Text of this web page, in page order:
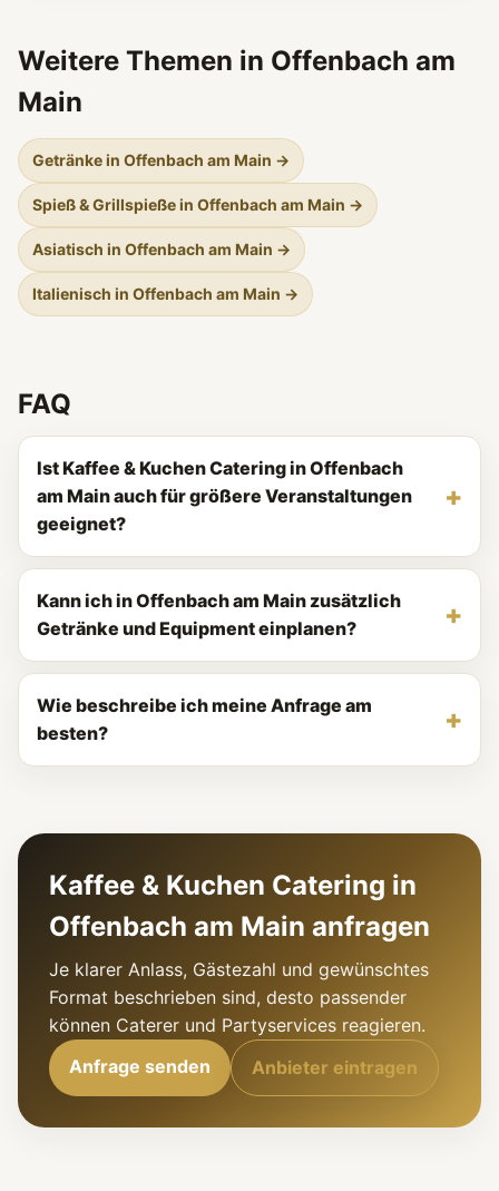
Weitere Themen in Offenbach am
Main
Getränke in Offenbach am Main →
Spieß & Grillspieße in Offenbach am Main →
Asiatisch in Offenbach am Main →
Italienisch in Offenbach am Main →
FAQ
Ist Kaffee & Kuchen Catering in Offenbach
am Main auch für größere Veranstaltungen
geeignet?
Kann ich in Offenbach am Main zusätzlich
Getränke und Equipment einplanen?
Wie beschreibe ich meine Anfrage am
besten?
Kaffee & Kuchen Catering in
Offenbach am Main anfragen
Je klarer Anlass, Gästezahl und gewünschtes
Format beschrieben sind, desto passender
können Caterer und Partyservices reagieren.
Anfrage senden
Anbieter eintragen